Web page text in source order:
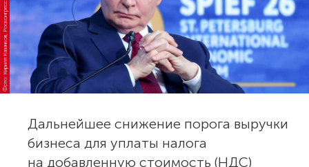
Фото: Кирилл Казачков, Росконгресс
Дальнейшее снижение порога выручки
бизнеса для уплаты налога
на добавленную стоимость (НДС)